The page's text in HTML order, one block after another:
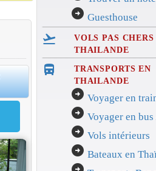
arrow_circle_right Guesthouse
flight_takeoff
VOLS PAS CHERS
THAILANDE
directions_bus_filled
TRANSPORTS EN
THAILANDE
arrow_circle_right Voyager en
arrow_circle_right Voyager en bus
arrow_circle_right Vols intérieurs
arrow_circle_right Bateaux en